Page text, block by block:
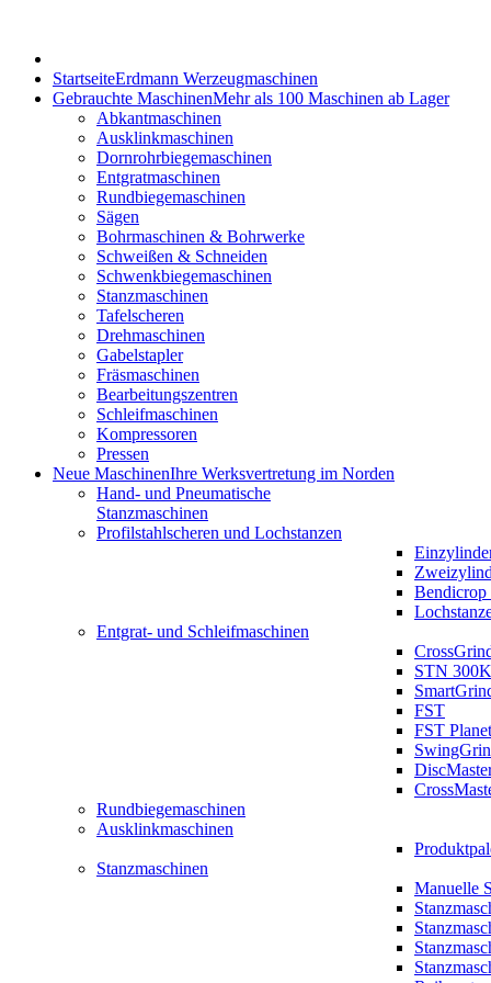
StartseiteErdmann Werzeugmaschinen
Gebrauchte MaschinenMehr als 100 Maschinen ab Lager
Abkantmaschinen
Ausklinkmaschinen
Dornrohrbiegemaschinen
Entgratmaschinen
Rundbiegemaschinen
Sägen
Bohrmaschinen & Bohrwerke
Schweißen & Schneiden
Schwenkbiegemaschinen
Stanzmaschinen
Tafelscheren
Drehmaschinen
Gabelstapler
Fräsmaschinen
Bearbeitungszentren
Schleifmaschinen
Kompressoren
Pressen
Neue MaschinenIhre Werksvertretung im Norden
Hand- und Pneumatische
Stanzmaschinen
Profilstahlscheren und Lochstanzen
Bendicrop
Entgrat- und Schleifmaschinen
STN
FST
FST
Rundbiegemaschinen
Ausklinkmaschinen
Stanzmaschinen
Manuelle